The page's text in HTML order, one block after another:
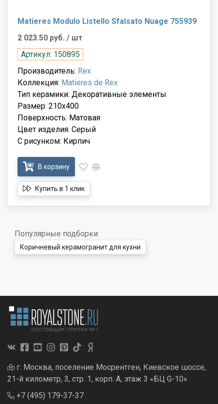
Matieres Modulo Listello Sfalsato Nuage 755939
2 023.50 руб. / шт
Артикул: 150895
Производитель: Rex
Коллекция: Matieres de Rex
Тип керамики: Декоративные элементы
Размер: 210x400
Поверхность: Матовая
Цвет изделия: Серый
С рисунком: Кирпич
В корзину
Купить в 1 клик
Популярные подборки:
Коричневый керамогранит для кухни
г. Москва, поселение Мосрентген, Киевское шоссе,
21-й километр, 3, стр. 1, корп. А, этаж 3 «БЦ G-10»
+7 (495) 179-37-37